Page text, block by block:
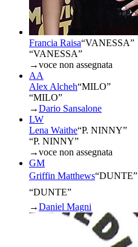
Francia Raisa“VANESSA”
“VANESSA”
→voce non assegnata
AA
Alex Alcheh“MILO”
“MILO”
→Dario Sansalone
LW
Lena Waithe“P. NINNY”
“P. NINNY”
→voce non assegnata
GM
Griffin Matthews“DUNTE”
“DUNTE”
→Daniel Magni